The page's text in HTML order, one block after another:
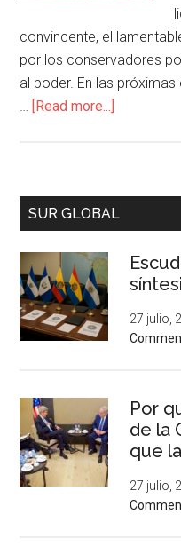
convincente, el
por los conservadores
al poder. En las
… [Read more...]
SUR GLOBAL
27 julio,
Por
de la
que
27 julio,